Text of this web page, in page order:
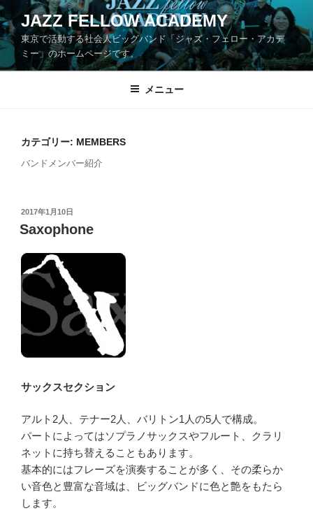
コ
ン
テ
ツ
JAZZ FELLOW ACADEMY
東京で活動する社会人ビッグバンド「ジャズ・フェロー・アカデ
ミー」のホームページです。
メニュー
カテゴリー: MEMBERS
バンドメンバー紹介
投
稿
日:
2017年1月10日
Saxophone
サックスセクション
アルト2人、テナー2人、バリトン1人の5人で構成。
パートによってはソプラノサックスやフルート、クラリ
ネットに持ち替えることもあります。
基本的にはフレーズを演奏することが多く、その柔らか
い音色と豊富な音域は、ビッグバンドに色と艶をもたら
します。